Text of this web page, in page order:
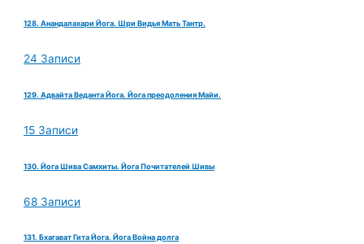
128. Анандалахари Йога. Шри Видья Мать Тантр.
24 Записи
129. Адвайта Веданта Йога. Йога преодоления Майи.
15 Записи
130. Йога Шива Самхиты. Йога Почитателей Шивы
68 Записи
131. Бхагават Гита Йога. Йога Война долга